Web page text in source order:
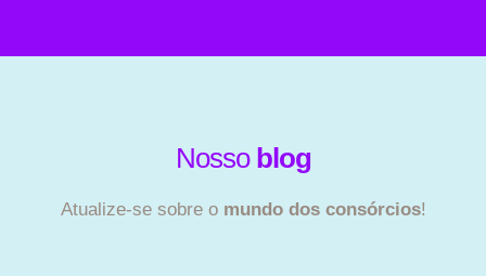
Nosso blog
Atualize-se sobre o mundo dos consórcios!